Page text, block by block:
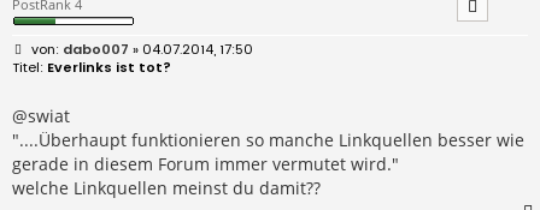
PostRank 4
B
e
r
a
g
dabo007 » 04.07.2014, 17:50
Everlinks ist tot?
@swiat
"....Überhaupt funktionieren so manche Linkquellen besser wie
gerade in diesem Forum immer vermutet wird."
welche Linkquellen meinst du damit??